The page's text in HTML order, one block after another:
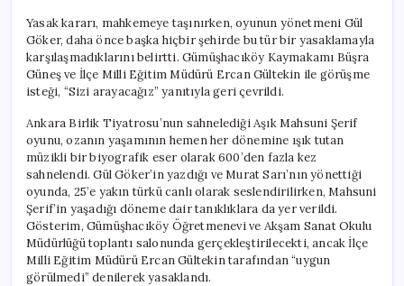
Yasak kararı, mahkemeye taşınırken, oyunun yönetmeni Gül
Göker, daha önce başka hiçbir şehirde bu tür bir yasaklamayla
karşılaşmadıklarını belirtti. Gümüşhacıköy Kaymakamı Büşra
Güneş ve İlçe Milli Eğitim Müdürü Ercan Gültekin ile görüşme
isteği, “Sizi arayacağız” yanıtıyla geri çevrildi.
Ankara Birlik Tiyatrosu’nun sahnelediği Aşık Mahsuni Şerif
oyunu, ozanın yaşamının hemen her dönemine ışık tutan
müzikli bir biyografik eser olarak 600’den fazla kez
sahnelendi. Gül Göker’in yazdığı ve Murat Sarı’nın yönettiği
oyunda, 25’e yakın türkü canlı olarak seslendirilirken, Mahsuni
Şerif’in yaşadığı döneme dair tanıklıklara da yer verildi.
Gösterim, Gümüşhacıköy Öğretmenevi ve Akşam Sanat Okulu
Müdürlüğü toplantı salonunda gerçekleştirilecekti, ancak İlçe
Milli Eğitim Müdürü Ercan Gültekin tarafından “uygun
görülmedi” denilerek yasaklandı.